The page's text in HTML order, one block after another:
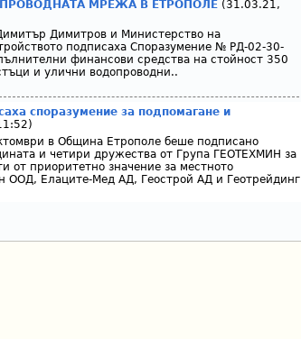
МРЕЖА В ЕТРОПОЛЕ (31.03.21,
Димитров и Министерство на
подписаха Споразумение № РД-02-30-
финансови средства на стойност 350
и улични водопроводни..
споразумение за подпомагане и
в Община Етрополе беше подписано
и четири дружества от Група ГЕОТЕХМИН за
от приоритетно значение за местното
ООД, Елаците-Мед АД, Геострой АД и Геотрейдинг